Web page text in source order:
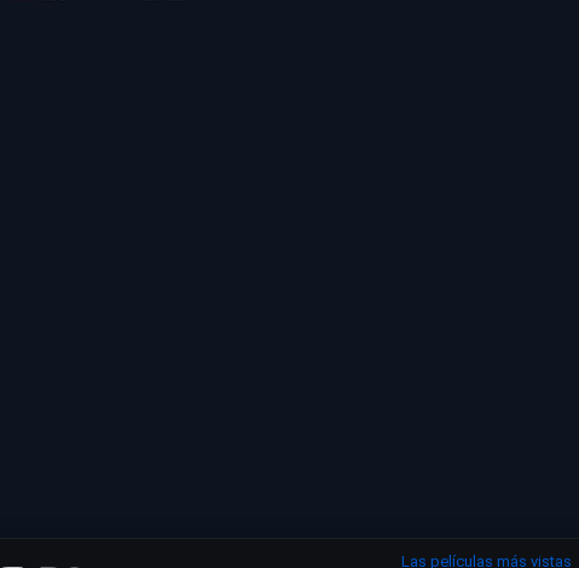
Las películas más vistas